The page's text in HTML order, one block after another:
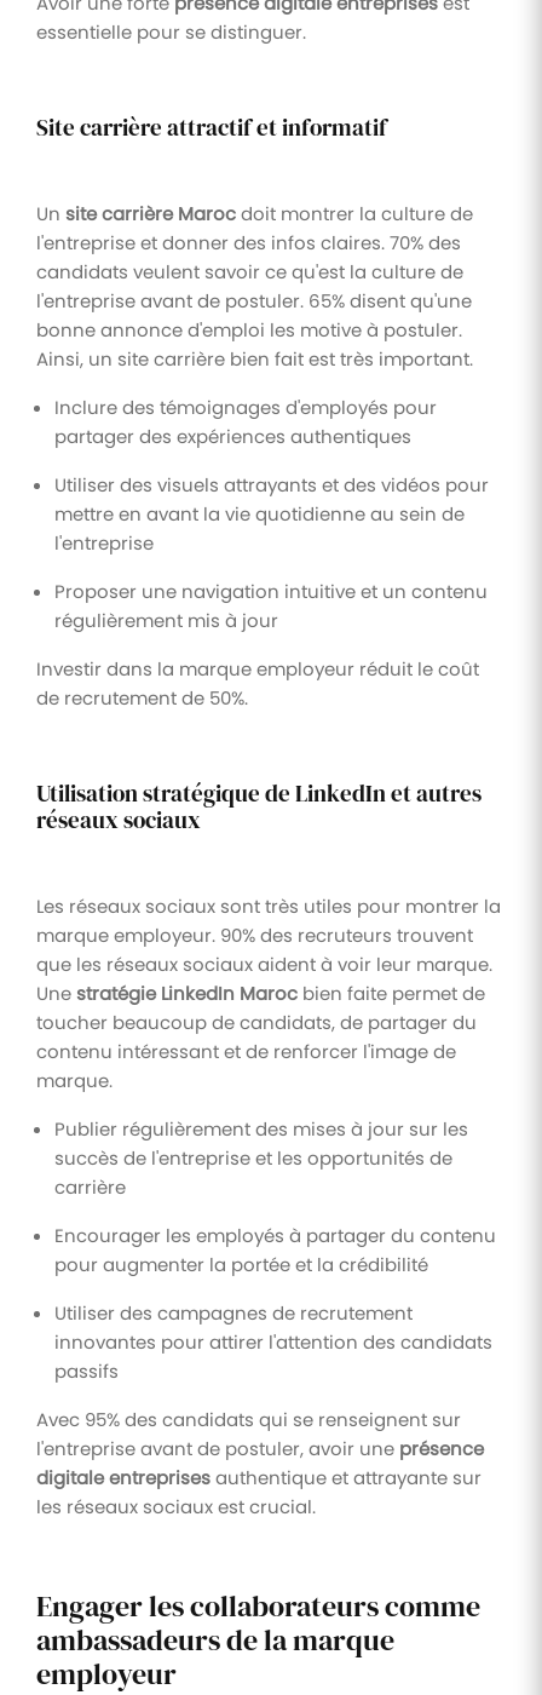
essentielle pour se distinguer.
Site carrière attractif et informatif
Un site carrière Marocdoit montrer la culture de
l'entreprise et donner des infos claires. 70% des
candidats veulent savoir ce qu'est la culture de
l'entreprise avant de postuler. 65% disent qu'une
bonne annonce d'emploi les motive à postuler.
Ainsi, un site carrière bien fait est très important.
Inclure des témoignages d'employés pour
partager des expériences authentiques
Utiliser des visuels attrayants et des vidéos pour
mettre en avant la vie quotidienne au sein de
l'entreprise
Proposer une navigation intuitive et un contenu
régulièrement mis à jour
Investir dans la marque employeur réduit le coût
de recrutement de 50%.
Utilisation stratégique de LinkedIn et autres
réseaux sociaux
Les réseaux sociaux sont très utiles pour montrer la
marque employeur. 90% des recruteurs trouvent
que les réseaux sociaux aident à voir leur marque.
Unestratégie LinkedIn Maroc bien faite permet de
toucher beaucoup de candidats, de partager du
contenu intéressant et de renforcer l'image de
marque.
Publier régulièrement des mises à jour sur les
succès de l'entreprise et les opportunités de
carrière
Encourager les employés à partager du contenu
pour augmenter la portée et la crédibilité
Utiliser des campagnes de recrutement
innovantes pour attirer l'attention des candidats
passifs
Avec 95% des candidats qui se renseignent sur
l'entreprise avant de postuler, avoir une présence
digitale entreprisesauthentique et attrayante sur
les réseaux sociaux est crucial.
Engager les collaborateurs comme
ambassadeurs de la marque
employeur